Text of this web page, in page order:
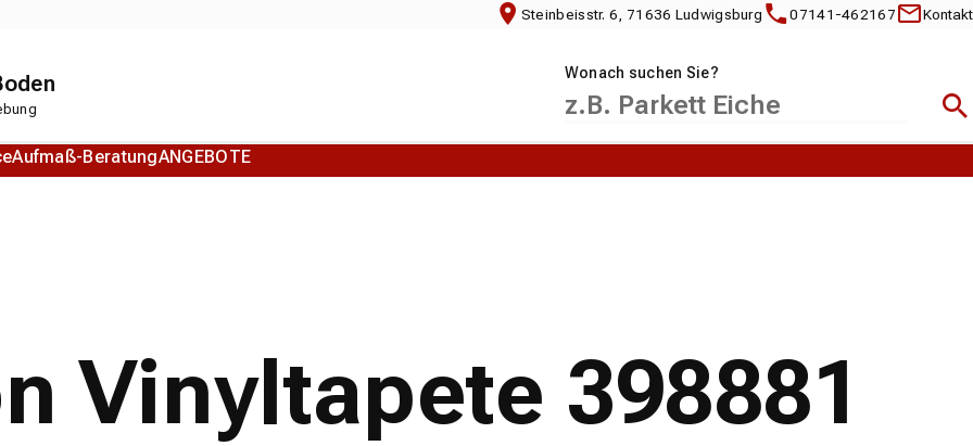
Steinbeisstr. 6, 71636 Ludwigsburg 07141-462167 Kontakt
Wonach suchen Sie?
Aufmaß-BeratungANGEBOTE
Vinyltapete 398881